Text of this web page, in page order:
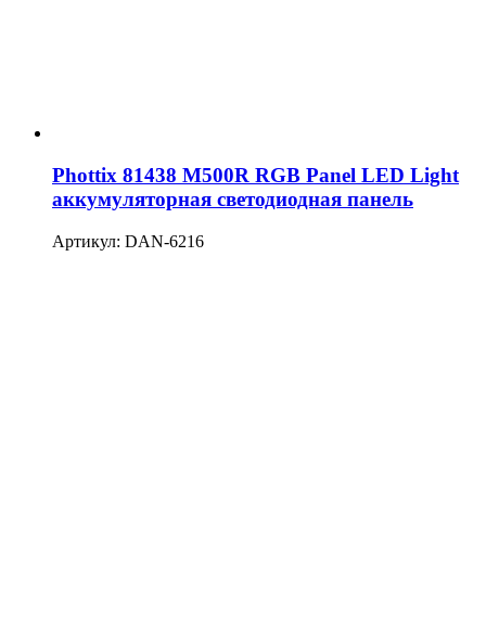
Phottix 81438 M500R RGB Panel LED Light
аккумуляторная светодиодная панель
Артикул: DAN-6216